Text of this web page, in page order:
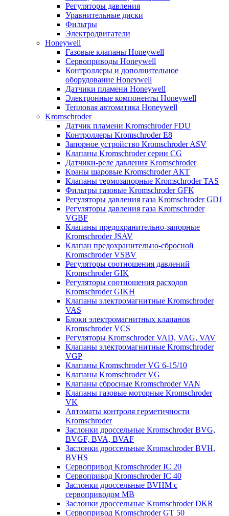
Регуляторы давления
Уравнительные диски
Фильтры
Электродвигатели
Honeywell
Газовые клапаны Honeywell
Сервоприводы Honeywell
Контроллеры и дополнительное
оборудование Honeywell
Датчики пламени Honeywell
Электронные компоненты Honeywell
Тепловая автоматика Honeywell
Kromschroder
Датчик пламени Kromschroder FDU
Контроллеры Kromschroder E8
Запорное устройство Kromschroder ASV
Клапаны Kromschroder серии CG
Датчики-реле давления Kromschroder
Краны шаровые Kromschroder АКТ
Клапаны термозапорные Kromschroder TAS
Фильтры газовые Kromschroder GFK
Регуляторы давления газа Kromschroder GDJ
Регуляторы давления газа Kromschroder
VGBF
Клапаны предохранительно-запорные
Kromschroder JSAV
Клапан предохранительно-сбросной
Kromschroder VSBV
Регуляторы соотношения давлений
Kromschroder GIK
Регуляторы соотношения расходов
Kromschroder GIKH
Клапаны электромагнитные Kromschroder
VAS
Блоки электромагнитных клапанов
Kromschroder VCS
Регуляторы Kromschroder VAD, VAG, VAV
Клапаны электромагнитные Kromschroder
VGP
Клапаны Kromschroder VG 6-15/10
Клапаны Kromschroder VG
Клапаны сбросные Kromschroder VAN
Клапаны газовые моторные Kromschroder
VK
Автоматы контроля герметичности
Kromschroder
Заслонки дроссельные Kromschroder BVG,
BVGF, BVA, BVAF
Заслонки дроссельные Kromschroder BVH,
BVHS
Сервопривод Kromschroder IC 20
Сервопривод Kromschroder IC 40
Заслонки дроссельные BVHM с
сервоприводом МВ
Заслонки дроссельные Kromschroder DKR
Cервопривод Kromschroder GT 50